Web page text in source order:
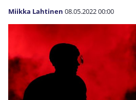
Miikka Lahtinen 08.05.202200:00